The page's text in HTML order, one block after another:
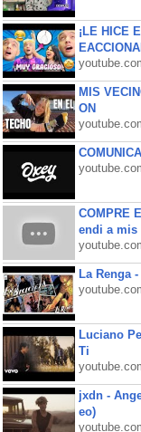
¡LE HICE
MIS
ON
COMPRE
endi a mis
La Renga
Luciano
Ti
jxdn -
eo)